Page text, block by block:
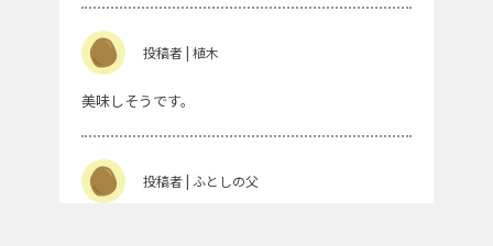
投稿者 | 植木
美味しそうです。
投稿者 | ふとしの父